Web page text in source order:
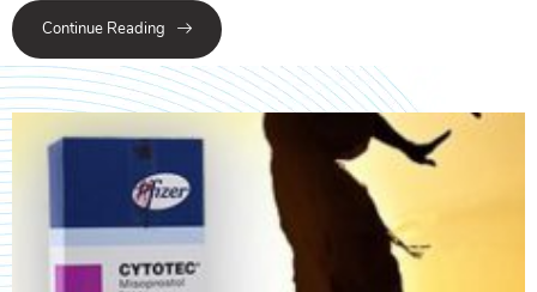
Continue Reading